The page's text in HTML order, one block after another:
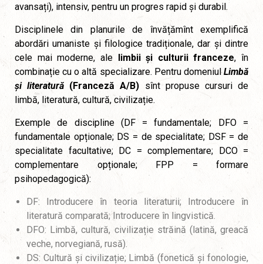
avansați), intensiv, pentru un progres rapid și durabil.
Disciplinele din planurile de învățămînt exemplifică
abordări umaniste și filologice tradiționale, dar și dintre
cele mai moderne, ale limbii și culturii franceze, în
combinație cu o altă specializare. Pentru domeniulLimbă
și literatură (Franceză A/B)sînt propuse cursuri de
limbă, literatură, cultură, civilizație.
Exemple de discipline (DF = fundamentale; DFO =
fundamentale opționale; DS = de specialitate; DSF = de
specialitate facultative; DC = complementare; DCO =
complementare opționale; FPP = formare
psihopedagogică):
DF: Introducere în teoria literaturii; Introducere în
literatură comparată; Introducere în lingvistică.
DFO: Limbă, cultură, civilizație străină (latină, greacă
veche, norvegiană, rusă).
DS: Cultură și civilizație; Limbă (fonetică și fonologie,